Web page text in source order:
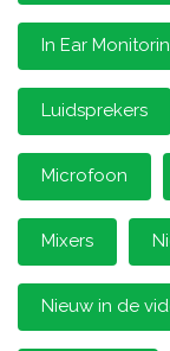
In Ear
Luidsprekers
Microfoon
Mixers
Nieuw in de